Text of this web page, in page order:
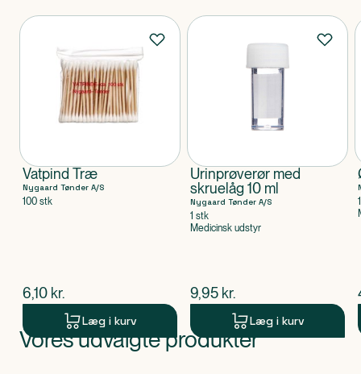
Produkter
Vatpind Træ
Nygaard Tønder A/S
100 stk
$nuværende pris
6,10 kr.
Læg i kurv
Urinprøverør med
skruelåg 10 ml
Nygaard Tønder A/S
1 stk
Medicinsk udstyr
$nuværende pris
9,95 kr.
Læg i kurv
Produkt 1 af 0
Vores udvalgte produkter